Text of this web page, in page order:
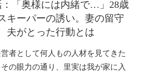
：「奥様には内緒で…」28歳
キーパーの誘い。妻の留守
夫がとった行動とは
者として何人もの人材を見てきた
の眼力の通り、里実は我が家に入